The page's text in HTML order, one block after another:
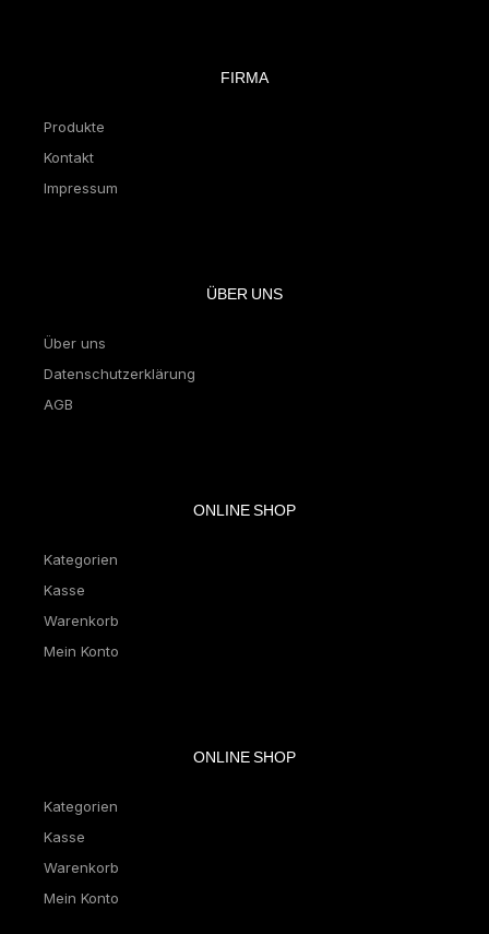
FIRMA
Produkte
Kontakt
Impressum
ÜBER UNS
Über uns
Datenschutzerklärung
AGB
ONLINE SHOP
Kategorien
Kasse
Warenkorb
Mein Konto
ONLINE SHOP
Kategorien
Kasse
Warenkorb
Mein Konto